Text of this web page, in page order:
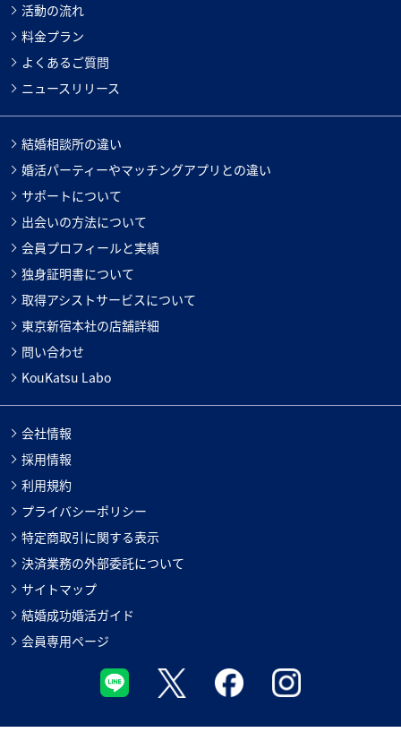
活動の流れ
料金プラン
よくあるご質問
ニュースリリース
結婚相談所の違い
婚活パーティーやマッチングアプリとの違い
サポートについて
出会いの方法について
会員プロフィールと実績
独身証明書について
取得アシストサービスについて
東京新宿本社の店舗詳細
問い合わせ
KouKatsu Labo
会社情報
採用情報
利用規約
プライバシーポリシー
特定商取引に関する表示
決済業務の外部委託について
サイトマップ
結婚成功婚活ガイド
会員専用ページ